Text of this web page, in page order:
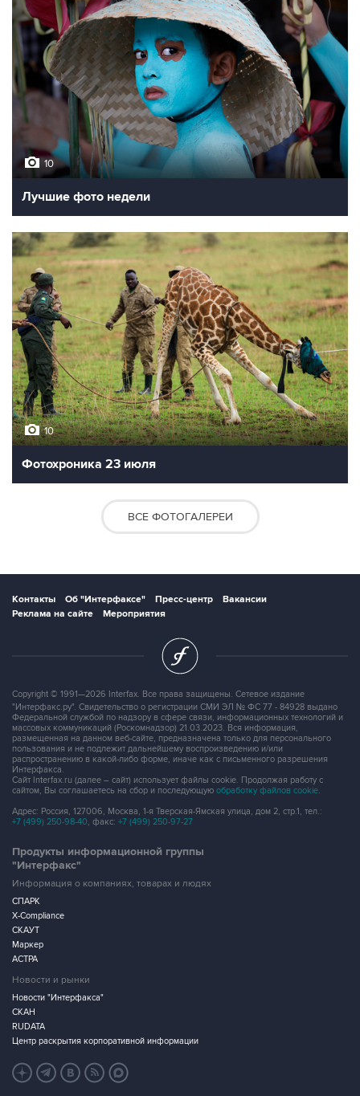
10
Лучшие фото недели
10
Фотохроника 23 июля
ВСЕ ФОТОГАЛЕРЕИ
Контакты Об "Интерфаксе" Пресс-центр
Вакансии
Реклама на сайте
Мероприятия
Copyright © 1991—2026 Interfax. Все права защищены. Сетевое издание
"Интерфакс.ру". Свидетельство о регистрации СМИ ЭЛ № ФС 77 - 84928 выдано
Федеральной службой по надзору в сфере связи, информационных технологий и
массовых коммуникаций (Роскомнадзор) 21.03.2023. Вся информация,
размещенная на данном веб-сайте, предназначена только для персонального
пользования и не подлежит дальнейшему воспроизведению и/или
распространению в какой-либо форме, иначе как с письменного разрешения
Интерфакса.
Сайт Interfax.ru (далее – сайт) использует файлы cookie. Продолжая работу с
сайтом, Вы соглашаетесь на сбор и последующую обработку файлов cookie.
Адрес: Россия, 127006, Москва, 1-я Тверская-Ямская улица, дом 2, стр.1, тел.:
+7 (499) 250-98-40, факс: +7 (499) 250-97-27
Продукты информационной группы
"Интерфакс"
Информация о компаниях, товарах и людях
СПАРК
X-Compliance
СКАУТ
Маркер
АСТРА
Новости и рынки
Новости "Интерфакса"
СКАН
RUDATA
Центр раскрытия корпоративной информации